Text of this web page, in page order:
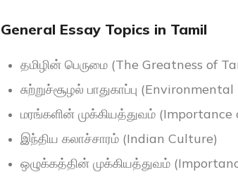
General Essay Topics in Tamil
தமிழின் பெருமை (The Greatness of
சுற்றுச்சூழல் பாதுகாப்பு
மரங்களின் முக்கியத்துவம் (Importance
இந்திய கலாச்சாரம் (Indian Culture)
ஒழுக்கத்தின் முக்கியத்துவம்